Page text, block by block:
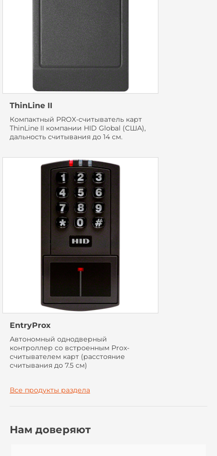
ThinLine II
Компактный PROX-считыватель карт
ThinLine II компании HID Global (США),
дальность считывания до 14 см.
EntryProx
Автономный однодверный
контроллер cо встроенным Prox-
считывателем карт (расстояние
считывания до 7.5 см)
Все продукты раздела
Нам доверяют